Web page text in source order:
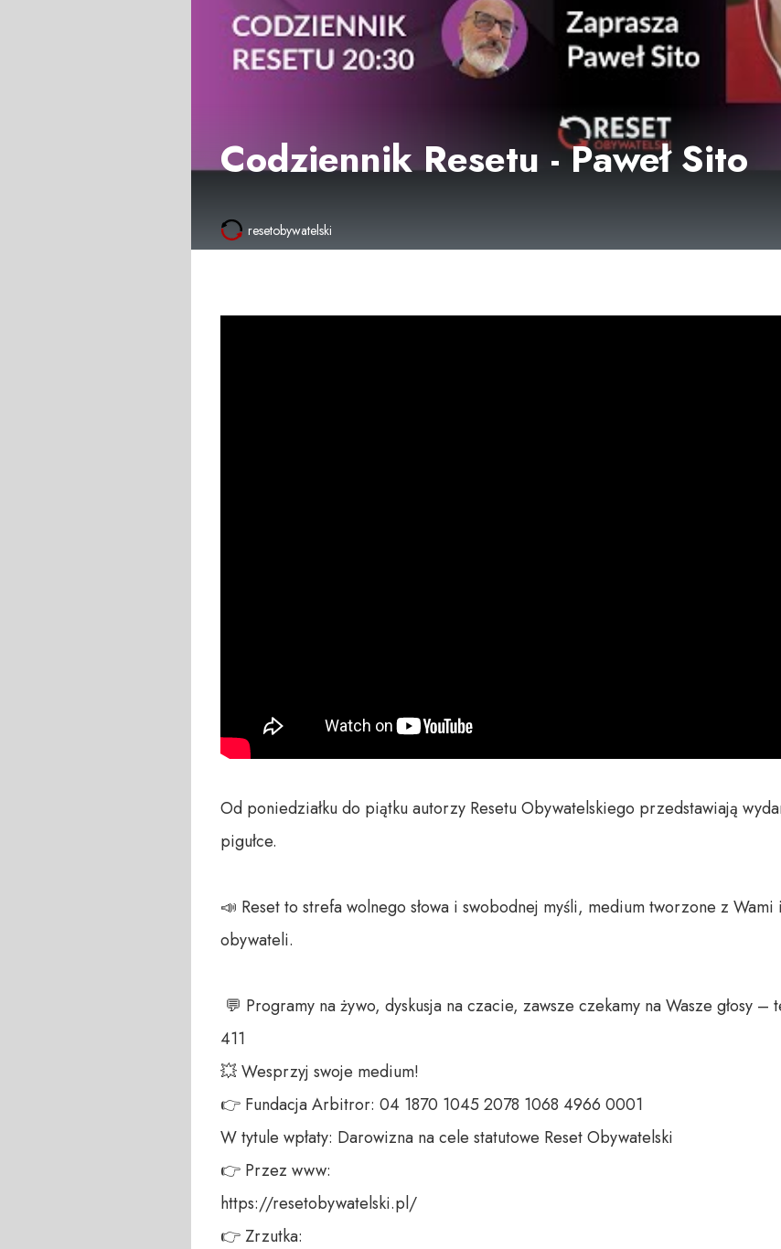
Codziennik Resetu - Paweł Sito
resetobywatelski
Od poniedziałku do piątku autorzy Resetu Obywatelskiego przedstawiają
pigułce.
📣 Reset to strefa wolnego słowa i swobodnej myśli, medium tworzone z
obywateli.
411
💥 Wesprzyj swoje medium!
👉 Fundacja Arbitror: 04 1870 1045 2078 1068 4966 0001
W tytule wpłaty: Darowizna na cele statutowe Reset Obywatelski
👉 Przez www:
https://resetobywatelski.pl/
👉 Zrzutka: